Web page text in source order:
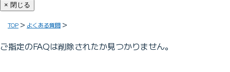
× 閉じる
TOP よくある質問
ご指定のFAQは削除されたか見つかりません。